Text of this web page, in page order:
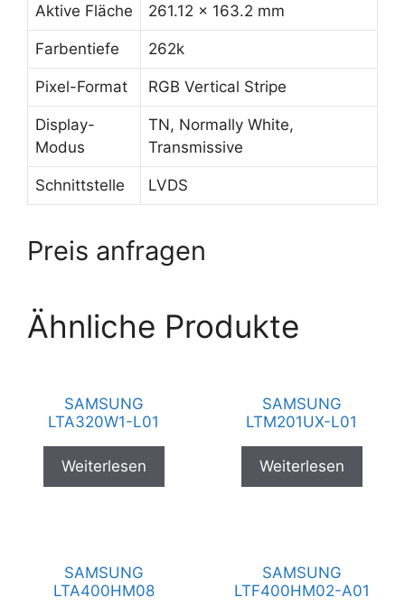
Aktive Fläche 261.12 x 163.2 mm
Farbentiefe 262k
Pixel-Format RGB Vertical Stripe
Display-
Modus
TN, Normally White,
Transmissive
Schnittstelle LVDS
Preis anfragen
Ähnliche Produkte
SAMSUNG
LTA320W1-L01
Weiterlesen
SAMSUNG
LTM201UX-L01
Weiterlesen
SAMSUNG
LTA400HM08
SAMSUNG
LTF400HM02-A01